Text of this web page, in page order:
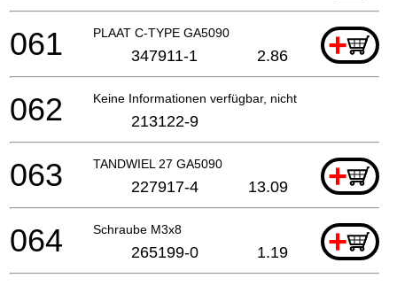
PLAAT C-TYPE GA5090 +
061 347911-1 2.86
Keine Informationen verfügbar, nicht bestellbar
062 213122-9
TANDWIEL 27 GA5090 +
063 227917-4 13.09
Schraube M3x8 +
064 265199-0 1.19